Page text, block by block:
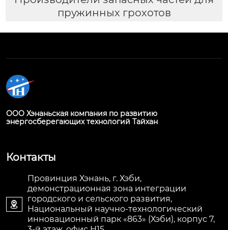
пружинных грохотов
ООО Хэнаньская компания по развитию
энергосберегающих технологий Тайхан
Контакты

Провинция Хэнань, г. Хэби,
демонстрационная зона интеграции
городского и сельского развития,
Национальный научно-технологический
инновационный парк «863» (Хэби), корпус 7,